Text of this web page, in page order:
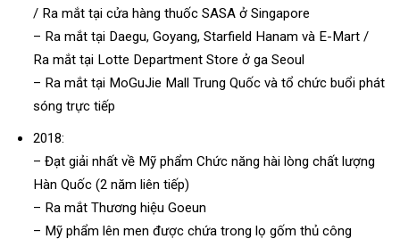
/ Ra mắt tại cửa hàng thuốc SASA ở Singapore
– Ra mắt tại Daegu, Goyang, Starfield Hanam và E-Mart /
Ra mắt tại Lotte Department Store ở ga Seoul
– Ra mắt tại MoGuJie Mall Trung Quốc và tổ chức buổi phát
sóng trực tiếp
2018:
– Đạt giải nhất về Mỹ phẩm Chức năng hài lòng chất lượng
Hàn Quốc (2 năm liên tiếp)
– Ra mắt Thương hiệu Goeun
– Mỹ phẩm lên men được chứa trong lọ gốm thủ công